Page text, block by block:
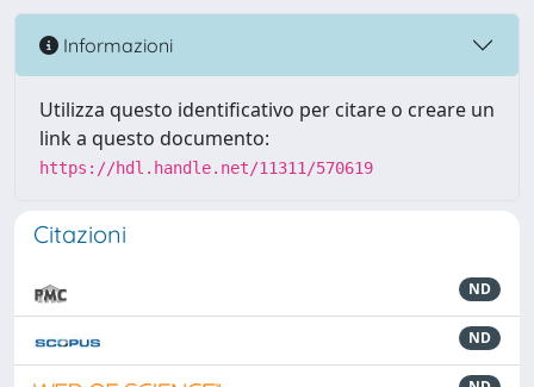
Informazioni
Utilizza questo identificativo per citare o creare un
link a questo documento:
https://hdl.handle.net/11311/570619
Citazioni
ND
ND